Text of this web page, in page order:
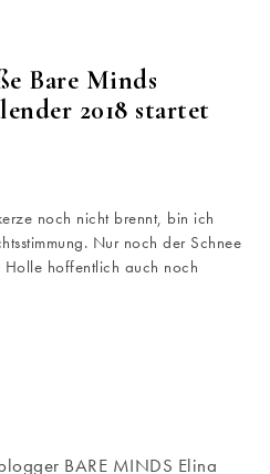
Bare Minds
2018 startet
noch nicht brennt, bin ich
Nur noch der Schnee
hoffentlich auch noch